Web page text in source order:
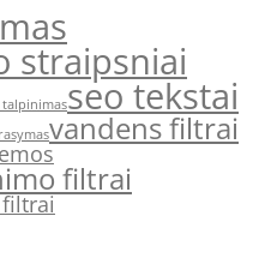
straipsniai
seo tekstai
vandens filtrai
filtrai
filtrai